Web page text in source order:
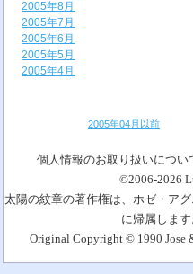
2005年8月
2005年7月
2005年6月
2005年5月
2005年4月
2005年04月以前
個人情報のお取り扱いについ
©2006-2026
太陽の紋章の著作権は、ホゼ・ア
に帰属します
Original Copyright © 1990 Jose